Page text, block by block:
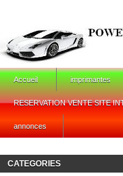
Accueil imprimantes
RESERVATION VENTE SITE
annonces
CATEGORIES